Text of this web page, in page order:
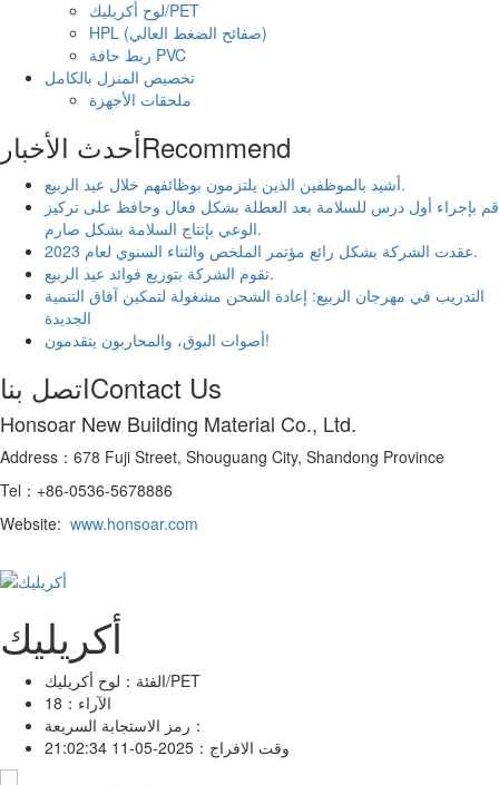
لوح أكريليك/PET
HPL (صفائح الضغط العالي)
ربط حافة PVC
تخصيص المنزل بالكامل
ملحقات الأجهزة
أحدث الأخبارRecommend
أشيد بالموظفين الذين يلتزمون بوظائفهم خلال عيد الربيع.
قم بإجراء أول درس للسلامة بعد العطلة بشكل فعال وحافظ على تركيز
الوعي بإنتاج السلامة بشكل صارم.
عقدت الشركة بشكل رائع مؤتمر الملخص والثناء السنوي لعام 2023.
تقوم الشركة بتوزيع فوائد عيد الربيع.
التدريب في مهرجان الربيع: إعادة الشحن مشغولة لتمكين آفاق التنمية
الجديدة
أصوات البوق، والمحاربون يتقدمون!
اتصل بناContact Us
Honsoar New Building Material Co., Ltd.
Address：678 Fuji Street, Shouguang City, Shandong Province
Tel：+86-0536-5678886
Website: www.honsoar.com
أكريليك
الفئة：لوح أكريليك/PET
الآراء： 18
رمز الاستجابة السريعة：
وقت الافراج： 2025-05-11 21:02:34